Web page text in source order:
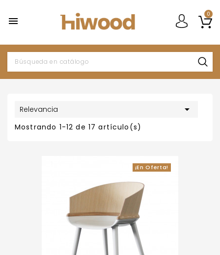

0
Relevancia 
Mostrando 1-12 de 17 artículo(s)
¡En Oferta!